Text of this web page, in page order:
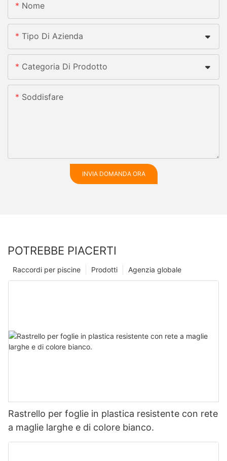
Nome
Tipo Di Azienda
Categoria Di Prodotto
Soddisfare
INVIA DOMANDA ORA
POTREBBE PIACERTI
Agenzia globale
Prodotti
Raccordi per piscine
Rastrello per foglie in plastica resistente con rete
a maglie larghe e di colore bianco.